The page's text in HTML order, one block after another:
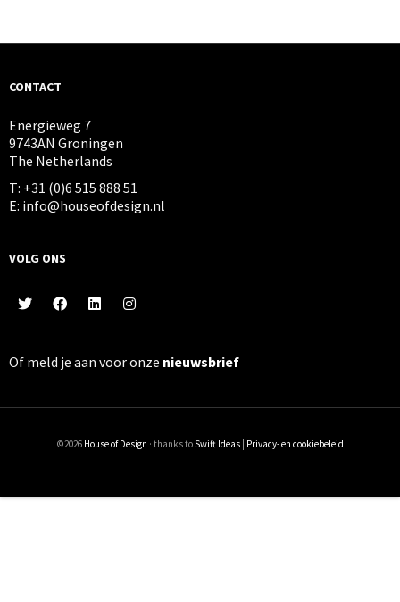
CONTACT
Energieweg 7
9743AN Groningen
The Netherlands
T: +31 (0)6 515 888 51
E: info@houseofdesign.nl
VOLG ONS
Of meld je aan voor onze nieuwsbrief
©2026 House of Design · thanks to Swift Ideas| Privacy- en cookiebeleid